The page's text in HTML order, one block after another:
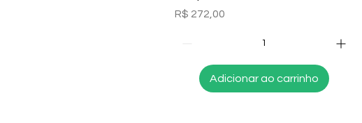
Preço
R$ 272,00
Adicionar ao carrinho